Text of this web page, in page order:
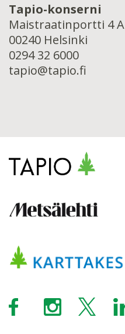
Tapio-konserni
Maistraatinportti 4 A
00240 Helsinki
0294 32 6000
tapio@tapio.fi